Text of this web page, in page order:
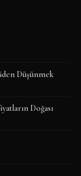
Düşünmek
Doğası